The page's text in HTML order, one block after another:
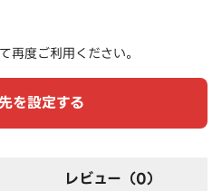
再度ご利用ください。
を設定する
レビュー（0）